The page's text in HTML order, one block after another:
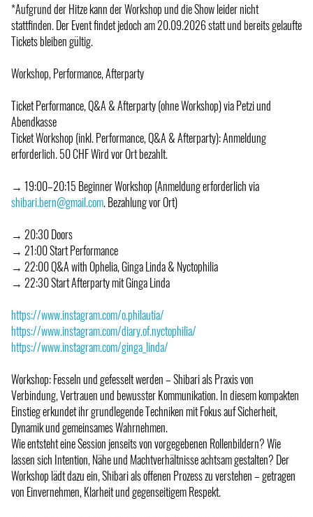
*Aufgrund der Hitze kann der Workshop und die Show leider nicht
stattfinden. Der Event findet jedoch am 20.09.2026 statt und bereits gelaufte
Tickets bleiben gültig.
Workshop, Performance, Afterparty
Ticket Performance, Q&A & Afterparty (ohne Workshop) via Petzi und
Abendkasse
Ticket Workshop (inkl. Performance, Q&A & Afterparty): Anmeldung
erforderlich. 50 CHF Wird vor Ort bezahlt.
→ 19:00–20:15 Beginner Workshop (Anmeldung erforderlich via
shibari.bern@gmail.com. Bezahlung vor Ort)
→ 20:30 Doors
→ 21:00 Start Performance
→ 22:00 Q&A with Ophelia, Ginga Linda & Nyctophilia
→ 22:30 Start Afterparty mit Ginga Linda
https://www.instagram.com/o.philautia/
https://www.instagram.com/diary.of.nyctophilia/
https://www.instagram.com/ginga_linda/
Workshop: Fesseln und gefesselt werden – Shibari als Praxis von
Verbindung, Vertrauen und bewusster Kommunikation. In diesem kompakten
Einstieg erkundet ihr grundlegende Techniken mit Fokus auf Sicherheit,
Dynamik und gemeinsames Wahrnehmen.
Wie entsteht eine Session jenseits von vorgegebenen Rollenbildern? Wie
lassen sich Intention, Nähe und Machtverhältnisse achtsam gestalten? Der
Workshop lädt dazu ein, Shibari als offenen Prozess zu verstehen – getragen
von Einvernehmen, Klarheit und gegenseitigem Respekt.